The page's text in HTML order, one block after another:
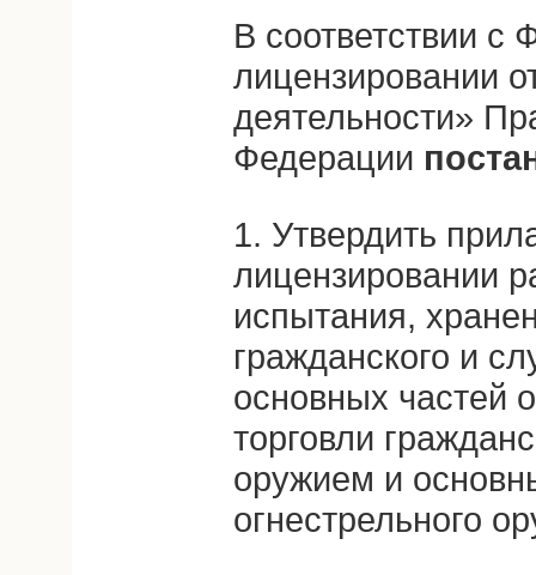
В соответствии
лицензировании
деятельности»
Федерации
1. Утвердить
лицензировании
испытания,
гражданского и
основных частей
торговли
оружием и
огнестрельного